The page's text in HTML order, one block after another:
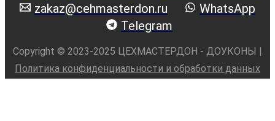
zakaz@cehmasterdon.ru
WhatsApp
Telegram
Copyright © 2023-2025 ЦЕХМАСТЕРДОН - ДОУКОНЫ |
Политика конфиденциальности и обработки данных